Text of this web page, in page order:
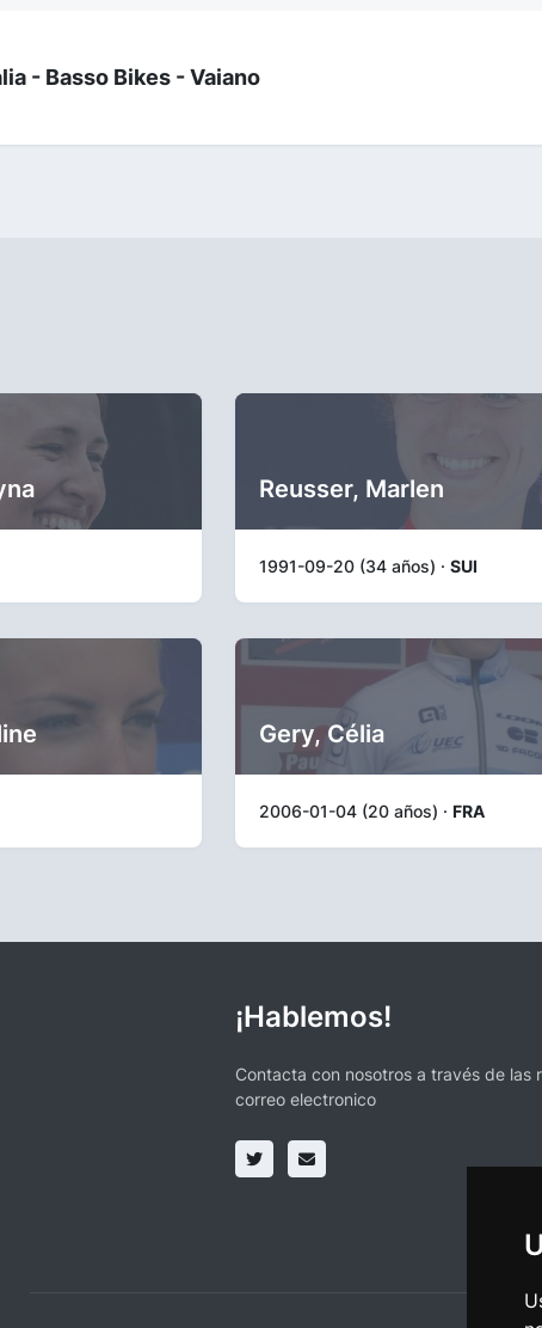
- Basso Bikes - Vaiano
Reusser, Marlen
1991-09-20 (34 años) · SUI
Gery, Célia
2006-01-04 (20 años) · FRA
¡Hablemos!
Contacta con nosotros a través de las
correo electronico